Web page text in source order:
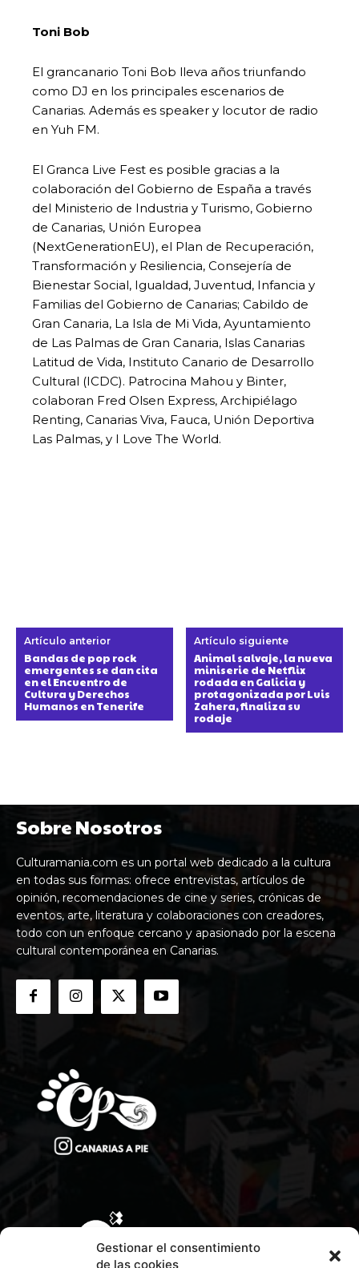
Gestionar el consentimiento
de las cookies
Toni Bob
El grancanario Toni Bob lleva años triunfando
como DJ en los principales escenarios de
Canarias. Además es speaker y locutor de radio
en Yuh FM.
El Granca Live Fest es posible gracias a la
colaboración del Gobierno de España a través
del Ministerio de Industria y Turismo, Gobierno
de Canarias, Unión Europea
(NextGenerationEU), el Plan de Recuperación,
Transformación y Resiliencia, Consejería de
Bienestar Social, Igualdad, Juventud, Infancia y
Familias del Gobierno de Canarias; Cabildo de
Gran Canaria, La Isla de Mi Vida, Ayuntamiento
de Las Palmas de Gran Canaria, Islas Canarias
Latitud de Vida, Instituto Canario de Desarrollo
Cultural (ICDC). Patrocina Mahou y Binter,
colaboran Fred Olsen Express, Archipiélago
Renting, Canarias Viva, Fauca, Unión Deportiva
Las Palmas, y I Love The World.
Artículo anterior
Bandas de pop rock
emergentes se dan cita
en el Encuentro de
Cultura y Derechos
Humanos en Tenerife
Artículo siguiente
Animal salvaje, la nueva
miniserie de Netflix
rodada en Galicia y
protagonizada por Luis
Zahera, finaliza su
rodaje
Sobre Nosotros
Culturamania.com es un portal web dedicado a la cultura
en todas sus formas: ofrece entrevistas, artículos de
opinión, recomendaciones de cine y series, crónicas de
eventos, arte, literatura y colaboraciones con creadores,
todo con un enfoque cercano y apasionado por la escena
cultural contemporánea en Canarias.